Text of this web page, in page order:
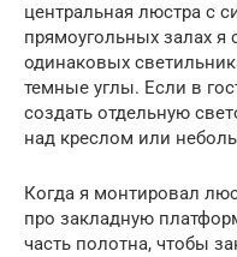
центральная люстра с
прямоугольных залах я
одинаковых
темные углы. Если в
создать отдельную
над креслом или
Когда я монтировал
про закладную
часть полотна, чтобы